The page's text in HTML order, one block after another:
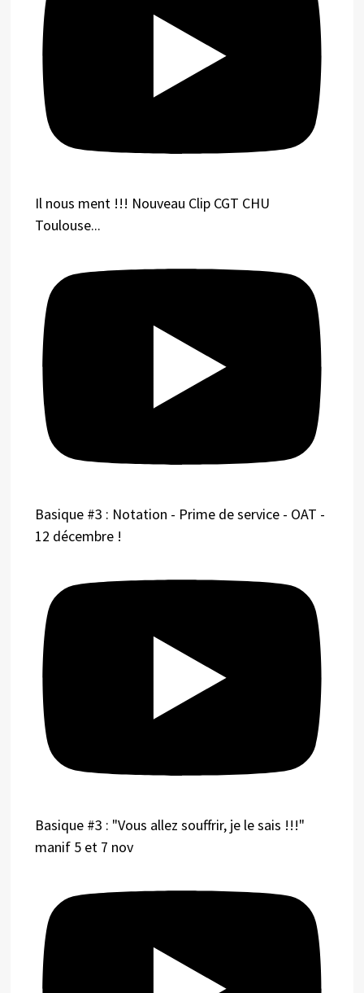
Il nous ment !!! Nouveau Clip CGT CHU
Toulouse...
Basique #3 : Notation - Prime de service - OAT -
12 décembre !
Basique #3 : "Vous allez souffrir, je le sais !!!"
manif 5 et 7 nov